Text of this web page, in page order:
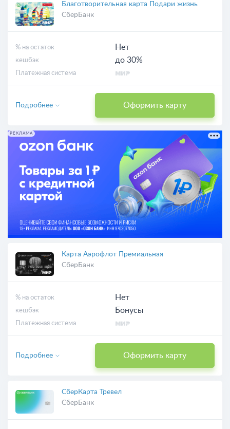
Благотворительная карта Подари жизнь
СберБанк
% на остаток Нет
кешбэк до 30%
Платежная система
Оформить карту
Подробнее
РЕКЛАМА
Карта Аэрофлот Премиальная
СберБанк
% на остаток Нет
кешбэк Бонусы
Платежная система
Оформить карту
Подробнее
СберКарта Тревел
СберБанк